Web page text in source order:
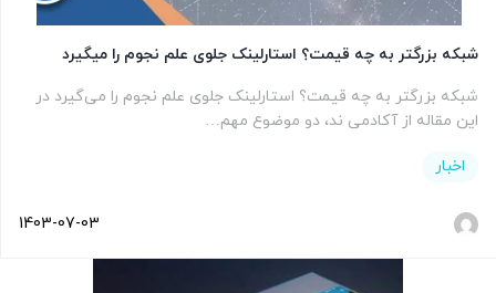
شبکه بزرگتر به چه قیمت؟‌ استارلینک جلوی علم نجوم را میگیرد
شبکه بزرگتر به چه قیمت؟ استارلینک جلوی علم نجوم را می‌گیرد در
این مقاله از آکادمی ند، دو موضوع مهم…
اخبار
1403-07-03